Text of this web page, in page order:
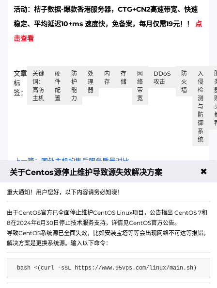
活动：桔子数据-爆款香港服务器，CTG+CN2高速带宽、快速
稳定、平均延迟10+ms 速度快，免备案，每月仅需19元！！ 点
击查看
文章
标
签：
关键
词：
高防
主机
硬
件
配
置
防
护
能
力
处
理
器
内
存
存
储
网
络
带
宽
DDoS
攻击
防
火
墙
入
侵
检
测
与
防
御
系
统
上一篇：国外主机的售后服务质量对比​
关于Centos源停止维护导致源失效解决方案 ✖
重大通知！用户您好，以下内容请务必知晓！
由于CentOS官方已全面停止维护CentOS Linux项目，公告指出 CentOS 7和
8在2024年6月30日停止技术服务支持，详情见CentOS官方公告。
导致CentOS系统源已全面失效，比如安装宝塔等等会出现网络不可达等报错，
解决方案是更换系统源。输入以下命令：
bash <(curl -sSL https://www.95vps.com/linux/main.sh)